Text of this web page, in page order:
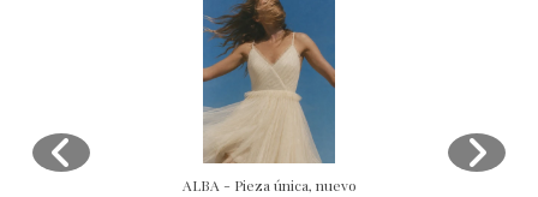
ALBA - Pieza única, nuevo